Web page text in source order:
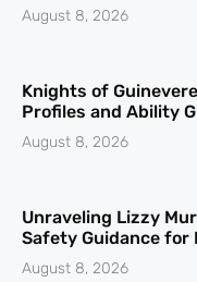
August 8, 2026
Knights of
Profiles and Ability
August 8, 2026
Unraveling Lizzy
Safety Guidance for
August 8, 2026